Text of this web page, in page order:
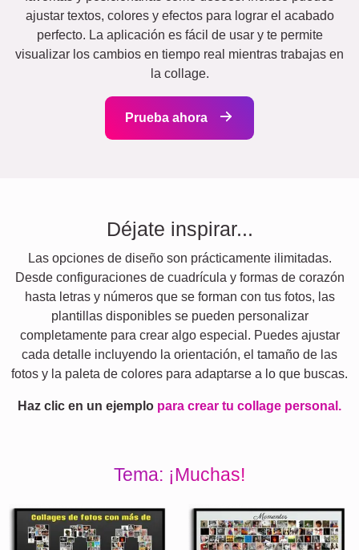
ajustar textos, colores y efectos para lograr el acabado
perfecto. La aplicación es fácil de usar y te permite
visualizar los cambios en tiempo real mientras trabajas en
la collage.
Prueba ahora
Déjate inspirar...
Las opciones de diseño son prácticamente ilimitadas.
Desde configuraciones de cuadrícula y formas de corazón
hasta letras y números que se forman con tus fotos, las
plantillas disponibles se pueden personalizar
completamente para crear algo especial. Puedes ajustar
cada detalle incluyendo la orientación, el tamaño de las
fotos y la paleta de colores para adaptarse a lo que buscas.
Haz clic en un ejemplo para crear tu collage personal.
Tema: ¡Muchas!